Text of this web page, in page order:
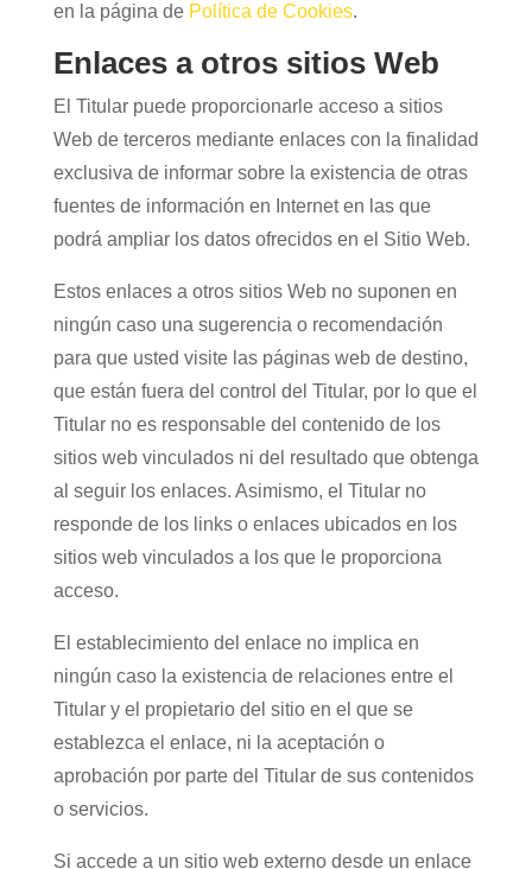
en la página de Política de Cookies.
Enlaces a otros sitios Web
El Titular puede proporcionarle acceso a sitios
Web de terceros mediante enlaces con la finalidad
exclusiva de informar sobre la existencia de otras
fuentes de información en Internet en las que
podrá ampliar los datos ofrecidos en el Sitio Web.
Estos enlaces a otros sitios Web no suponen en
ningún caso una sugerencia o recomendación
para que usted visite las páginas web de destino,
que están fuera del control del Titular, por lo que el
Titular no es responsable del contenido de los
sitios web vinculados ni del resultado que obtenga
al seguir los enlaces. Asimismo, el Titular no
responde de los links o enlaces ubicados en los
sitios web vinculados a los que le proporciona
acceso.
El establecimiento del enlace no implica en
ningún caso la existencia de relaciones entre el
Titular y el propietario del sitio en el que se
establezca el enlace, ni la aceptación o
aprobación por parte del Titular de sus contenidos
o servicios.
Si accede a un sitio web externo desde un enlace